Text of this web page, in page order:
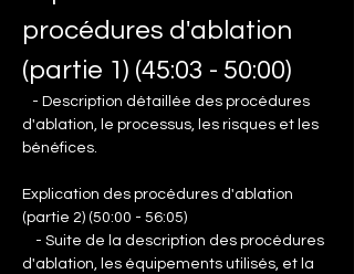
procédures d'ablation
(partie 1) (45:03 - 50:00)
- Description détaillée des procédures
d'ablation, le processus, les risques et les
bénéfices.
Explication des procédures d'ablation
(partie 2) (50:00 - 56:05)
- Suite de la description des procédures
d'ablation, les équipements utilisés, et la